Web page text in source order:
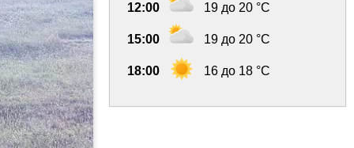
12:00 19 до 20 °C
15:00 19 до 20 °C
18:00 16 до 18 °C